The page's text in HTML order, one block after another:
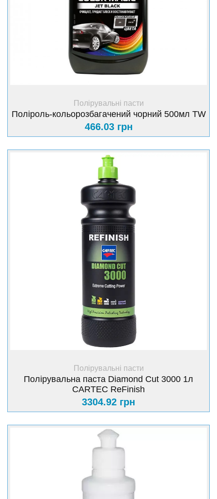
+ Купити
Полірувальні пасти
Поліроль-кольорозбагачений чорний 500мл TW
466.03 грн
+ Купити
Полірувальні пасти
Полірувальна паста Diamond Cut 3000 1л
CARTEC ReFinish
3304.92 грн